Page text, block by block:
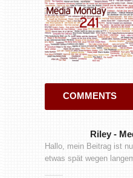
COMMENTS
Riley -
Hallo, mein Beitrag ist
etwas spät wegen